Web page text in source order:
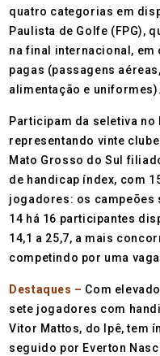
quatro categorias em
Paulista de Golfe (FPG),
na final internacional, em
pagas (passagens
alimentação e uniformes).
Participam da seletiva no
representando vinte
Mato Grosso do Sul
de handicap índex, com
jogadores: os campeões
14 há 16 participantes
14,1 a 25,7, a mais
competindo por uma
Destaques – Com
sete jogadores com
Vitor Mattos, do Ipê, tem
seguido por Everton